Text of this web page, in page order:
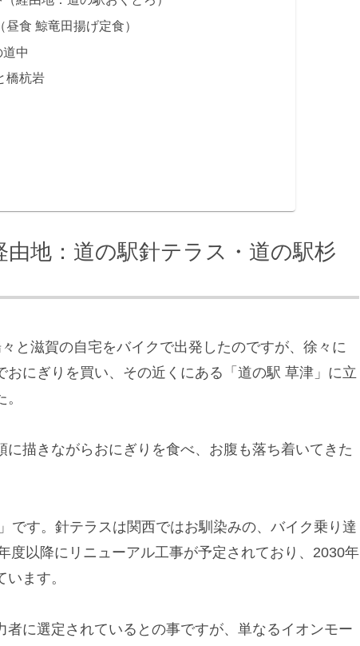
食 鯨竜田揚げ定食）
中
橋杭岩
地：道の駅針テラス・道の駅杉
と滋賀の自宅をバイクで出発したのですが、徐々に
にぎりを買い、その近くにある「道の駅 草津」に立
描きながらおにぎりを食べ、お腹も落ち着いてきた
です。針テラスは関西ではお馴染みの、バイク乗り達
度以降にリニューアル工事が予定されており、2030年
ます。
に選定されているとの事ですが、単なるイオンモー